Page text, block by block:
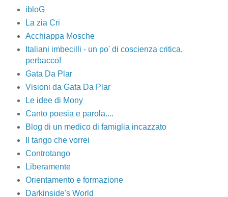
ibloG
La zia Cri
Acchiappa Mosche
Italiani imbecilli - un po' di coscienza critica,
perbacco!
Gata Da Plar
Visioni da Gata Da Plar
Le idee di Mony
Canto poesia e parola....
Blog di un medico di famiglia incazzato
Il tango che vorrei
Controtango
Liberamente
Orientamento e formazione
Darkinside's World